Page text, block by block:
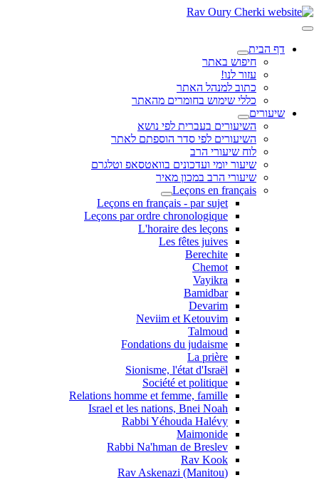
דף הבית
חיפוש באתר
עזור לנו!
כתוב למנהל האתר
כללי שימוש בחומרים מהאתר
שיעורים
השיעורים בעברית לפי נושא
השיעורים לפי סדר הוספתם לאתר
לוח שיעורי הרב
שיעור יומי ועדכונים בוואטסאפ וטלגרם
שיעורי הרב במכון מאיר
Leçons en français
Leçons en français - par sujet
Leçons par ordre chronologique
L'horaire des leçons
Les fêtes juives
Berechite
Chemot
Vayikra
Bamidbar
Devarim
Neviim et Ketouvim
Talmoud
Fondations du judaisme
La prière
Sionisme, l'état d'Israël
Société et politique
Relations homme et femme, famille
Israel et les nations, Bnei Noah
Rabbi Yéhouda Halévy
Maimonide
Rabbi Na'hman de Breslev
Rav Kook
(Rav Askenazi (Manitou